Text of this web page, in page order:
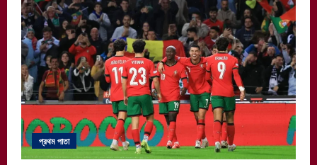
প্রথম পাতা